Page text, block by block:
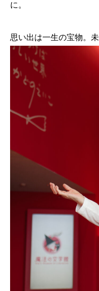
に。
思い出は一生の宝物。